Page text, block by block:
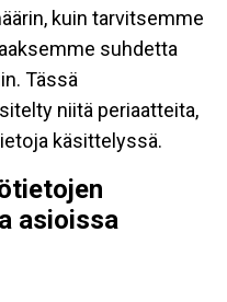
kuin tarvitsemme
suhdetta
Tässä
niitä periaatteita,
käsittelyssä.
asioissa